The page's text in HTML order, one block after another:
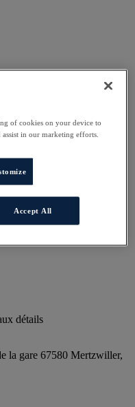
détails
la gare 67580 Mertzwiller,
of cookies on your device to
assist in our marketing efforts.
Accept All